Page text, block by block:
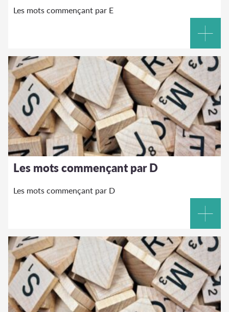
Les mots commençant par E
Les mots commençant par D
Les mots commençant par D